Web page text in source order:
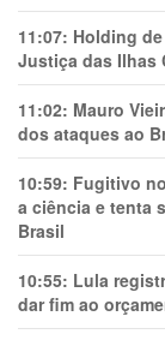
11:07: Holding
Justiça das Ilhas
11:02: Mauro
dos ataques ao
10:59: Fugitivo
a ciência e tenta
Brasil
10:55: Lula
dar fim ao